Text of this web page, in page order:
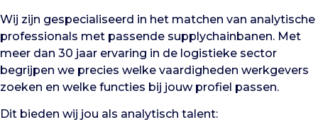
Wij zijn gespecialiseerd in het matchen van analytische
professionals met passende supplychainbanen. Met
meer dan 30 jaar ervaring in de logistieke sector
begrijpen we precies welke vaardigheden werkgevers
zoeken en welke functies bij jouw profiel passen.
Dit bieden wij jou als analytisch talent: